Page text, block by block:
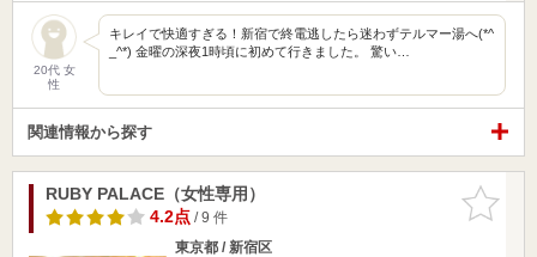
20代 女
性
キレイで快適すぎる！新宿で終電逃したら迷わずテルマー湯へ(*^
_^*) 金曜の深夜1時頃に初めて行きました。 驚い…
関連情報から探す
お気に入
りに追加
RUBY PALACE（女性専用）
4.2点/ 9 件
東京都 / 新宿区